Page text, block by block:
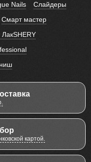
Nails
Слайдеры
Смарт мастер
картой.